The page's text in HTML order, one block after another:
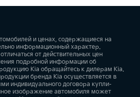
и ценах, содержащиеся на
информационный характер.
от действительных цен
подробной информации об
Kia обращайтесь к дилерам Kia.
бренда Kia осуществляется в
индивидуального договора купли-
изображение автомобиля может